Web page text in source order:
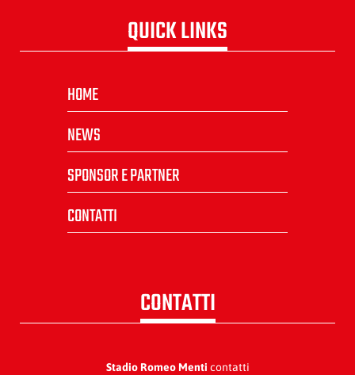
QUICK LINKS
HOME
NEWS
SPONSOR E PARTNER
CONTATTI
CONTATTI
Stadio Romeo Menti contatti